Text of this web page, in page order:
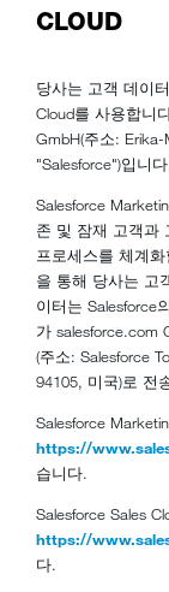
CLOUD
당사는 고객 데이
Cloud를 사용합니
GmbH(주소:
"Salesforce")입니
Salesforce
존 및 잠재 고객과
프로세스를 체계
을 통해 당사는 고
이터는 Salesforce
가 salesforce.com
(주소: Salesforce
94105, 미국)로 전
Salesforce
https://
습니다.
Salesforce Sales
https://
다.